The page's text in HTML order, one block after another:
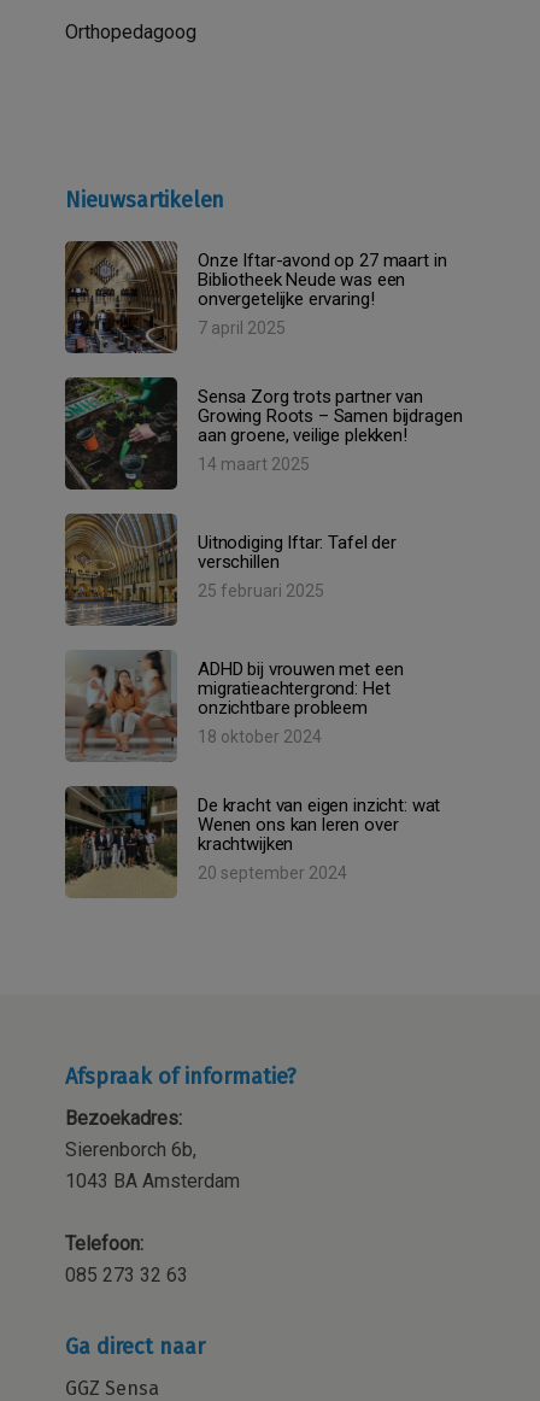
Orthopedagoog
Nieuwsartikelen
Onze Iftar-avond op 27 maart in
Bibliotheek Neude was een
onvergetelijke ervaring!
7 april 2025
Sensa Zorg trots partner van
Growing Roots – Samen bijdragen
aan groene, veilige plekken!
14 maart 2025
Uitnodiging Iftar: Tafel der
verschillen
25 februari 2025
ADHD bij vrouwen met een
migratieachtergrond: Het
onzichtbare probleem
18 oktober 2024
De kracht van eigen inzicht: wat
Wenen ons kan leren over
krachtwijken
20 september 2024
Afspraak of informatie?
Bezoekadres:
Sierenborch 6b,
1043 BA Amsterdam
Telefoon:
085 273 32 63
Ga direct naar
GGZ Sensa